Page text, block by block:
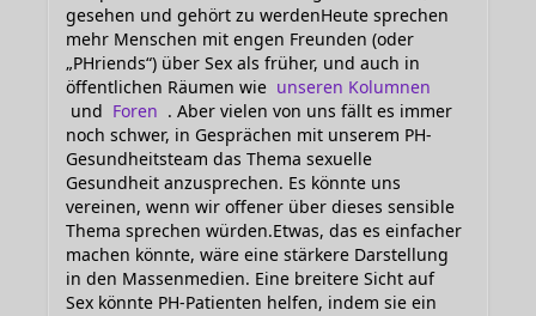
gesehen und gehört zu werdenHeute sprechen
mehr Menschen mit engen Freunden (oder
„PHriends“) über Sex als früher, und auch in
öffentlichen Räumen wie unseren Kolumnen
und Foren . Aber vielen von uns fällt es immer
noch schwer, in Gesprächen mit unserem PH-
Gesundheitsteam das Thema sexuelle
Gesundheit anzusprechen. Es könnte uns
vereinen, wenn wir offener über dieses sensible
Thema sprechen würden.Etwas, das es einfacher
machen könnte, wäre eine stärkere Darstellung
in den Massenmedien. Eine breitere Sicht auf
Sex könnte PH-Patienten helfen, indem sie ein